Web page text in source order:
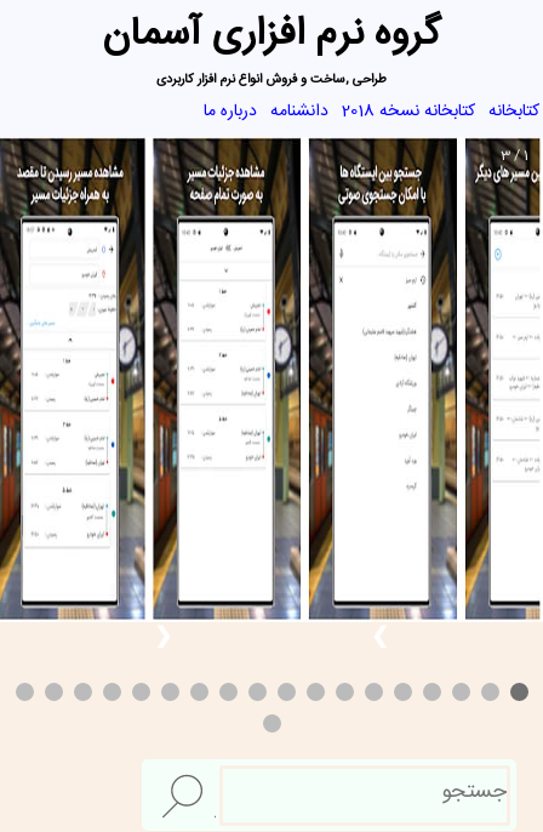
گروه نرم افزاری آسمان
طراحی ,ساخت و فروش انواع نرم افزار کاربردی
کتابخانه کتابخانه نسخه 2018 دانشنامه درباره ما
1 / 3
❮ ❯